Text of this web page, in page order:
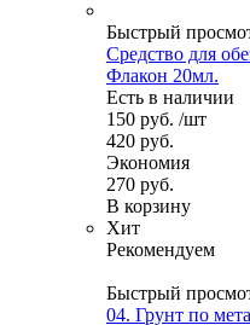
Быстрый
Средство для
Флакон 20мл.
Есть в наличии
150 руб. /шт
420 руб.
Экономия
270 руб.
В корзину
Хит
Рекомендуем
Быстрый
04. Грунт по